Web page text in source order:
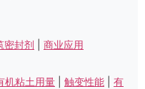
密封剂
商业应用
机粘土用量 触变性能
有